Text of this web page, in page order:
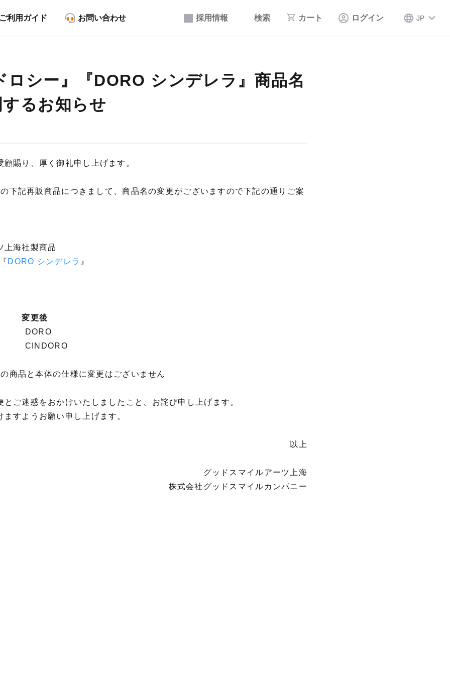
採用情報 検索 カート ログイン JP
利用ガイド お問い合わせ
ロシー』『DORO シンデレラ』商品名
るお知らせ
賜り、厚く御礼申し上げます。
下記再販商品につきまして、商品名の変更がございますので下記の通りご案
上海社製商品
DORO シンデレラ 』
変更後
ー DORO
CINDORO
商品と本体の仕様に変更はございません
ご迷惑をおかけいたしましたこと、お詫び申し上げます。
すようお願い申し上げます。
以上
グッドスマイルアーツ上海
株式会社グッドスマイルカンパニー